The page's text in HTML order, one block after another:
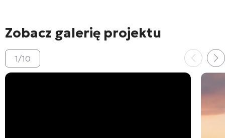
Zobacz galerię projektu
1/10